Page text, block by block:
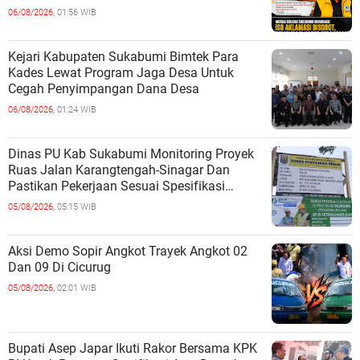
06/08/2026, 01:56 WIB
Kejari Kabupaten Sukabumi Bimtek Para
Kades Lewat Program Jaga Desa Untuk
Cegah Penyimpangan Dana Desa
06/08/2026, 01:24 WIB
Dinas PU Kab Sukabumi Monitoring Proyek
Ruas Jalan Karangtengah-Sinagar Dan
Pastikan Pekerjaan Sesuai Spesifikasi
Teknis
05/08/2026, 05:15 WIB
Aksi Demo Sopir Angkot Trayek Angkot 02
Dan 09 Di Cicurug
05/08/2026, 02:01 WIB
Bupati Asep Japar Ikuti Rakor Bersama KPK